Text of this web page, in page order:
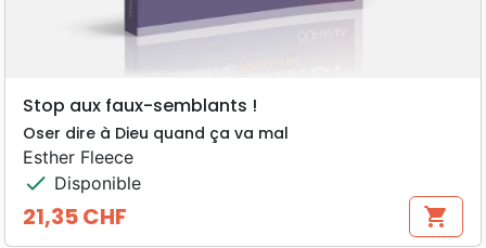
Stop aux faux-semblants !
Oser dire à Dieu quand ça va mal
Esther Fleece
check Disponible
Prix
21,35 CHF shopping_cart